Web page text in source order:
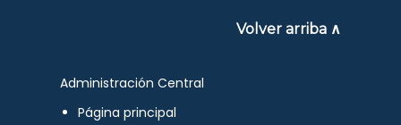
Volver arriba ∧
Administración Central
Página principal